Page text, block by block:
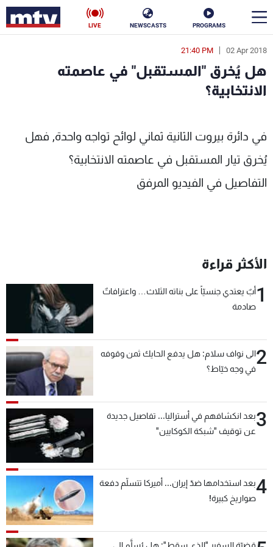
PROGRAMS
NEWSCASTS
LIVE
02 Apr 2018
21:40 PM
هل يُخرق "المستقبل" في عاصمته
الانتخابية؟
في دائرة بيروت الثانية ثماني لوائح تواجه واحدة, فهل
يُخرق تيار المستقبل في عاصمته الانتخابية؟
التفاصيل في الفيديو المرفق
الأكثر قراءة
1أبٌ يعتدي جنسيّاً على بناته الثلاث… واعترافاتٌ
صادمة
2الى نواف سلام: هل يدفع الحايك ثمن وقوفه
في وجه خيّاط؟
3بعد انكشافهم في أستراليا... تفاصيل جديدة
عن توقيف "شبكة الكوكايين"
4بعد استخدامها ضدّ إيران... أميركا تتسلّم دفعة
صواريخ كبيرة!
en
الأخبار
إقتصاد فن
منوعات
البرامج
جدول البرامج
شاهد البرامج
الترددات
عن MTV
الإنـتـاج
لاعلاناتكم
وظائف
تواصل معنا